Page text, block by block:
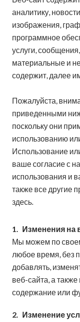
аналитику,
изображения,
программное
услуги,
материальные и
содержит, далее
Пожалуйста,
приведенными
поскольку они
использованию
Использование
ваше согласие с
использования и
также все другие
здесь.
1. Изменения на
Мы можем по
любое время, без
добавлять,
веб-сайта, а
содержание или
2. Изменение